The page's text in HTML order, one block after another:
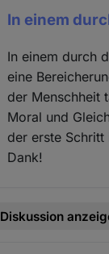
In einem
In einem durch
eine
der Menschheit
Moral und
der erste
Dank!
Diskussion